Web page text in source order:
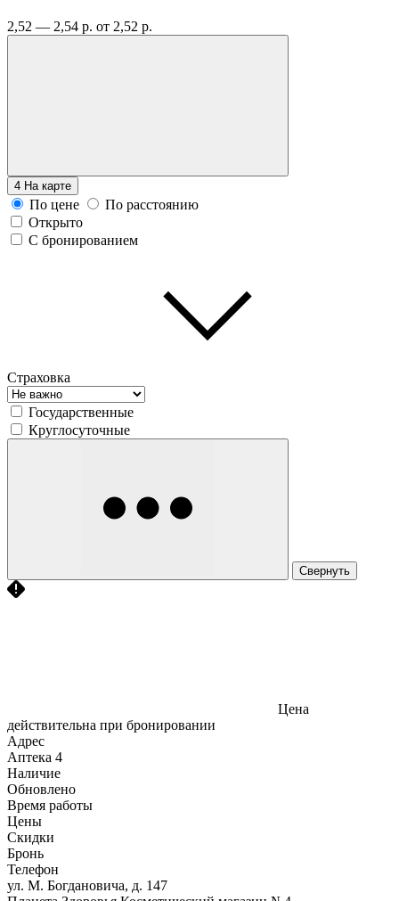
2,52 — 2,54 р. от 2,52 р.
4 На карте
По цене
По расстоянию
Открыто
С бронированием
Страховка
Государственные
Круглосуточные
Свернуть
Цена
действительна при бронировании
Адрес
Аптека 4
Наличие
Обновлено
Время работы
Цены
Скидки
Бронь
Телефон
ул. М. Богдановича, д. 147